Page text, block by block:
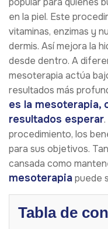
en la piel. Este
vitaminas, enzimas y
dermis. Así mejora la
desde dentro. A
mesoterapia actúa
resultados más
es la mesoterapia,
resultados esperar
procedimiento, los
para sus objetivos.
cansada como
mesoterapiapuede
Tabla de